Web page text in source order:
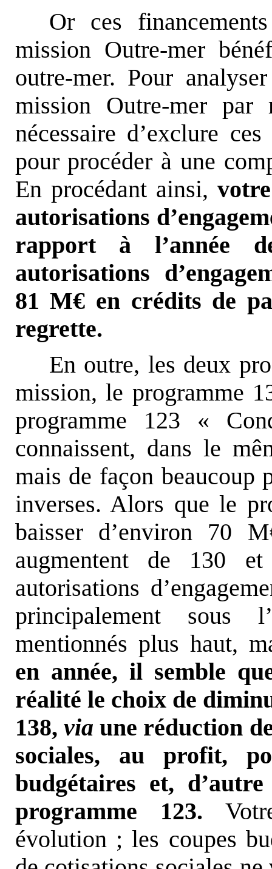
Or ces
mission Outre-mer
outre-mer. Pour
mission Outre-mer
nécessaire d’exclure
pour procéder à une
En procédant ainsi,
autorisations
rapport à l’année
autorisations
81 M€ en crédits de
regrette.
En outre, les deux
mission, le programme
programme 123 «
connaissent, dans le
mais de façon beaucoup
inverses. Alors que le
baisser d’environ 70
augmentent de 130
autorisations
principalement sous
mentionnés plus haut,
en année, il semble
réalité le choix de
138, via une réduction
sociales, au profit,
budgétaires et,
programme 123.
évolution ; les coupes